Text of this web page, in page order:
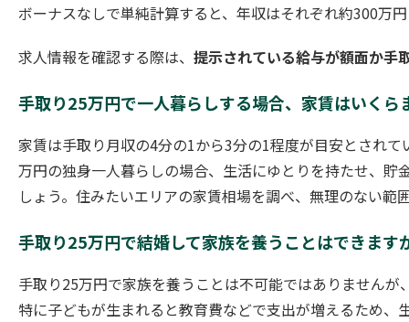
ボーナスなしで単純計算すると、年収はそれぞれ約300万
求人情報を確認する際は、 提示されている給与が額面か手
手取り25万円で一人暮らしする場合、家賃はいくら
家賃は手取り月収の4分の1から3分の1程度が目安とされ
万円の独身一人暮らしの場合、生活にゆとりを持たせ、
しょう。住みたいエリアの家賃相場を調べ、無理のない範
手取り25万円で結婚して家族を養うことはできます
手取り25万円で家族を養うことは不可能ではありませんが
特に子どもが生まれると教育費などで支出が増えるため、